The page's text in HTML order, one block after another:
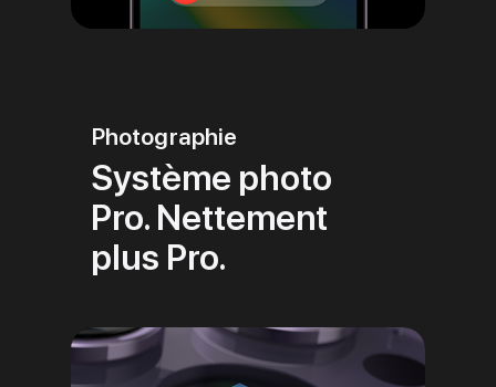
Photographie
Système photo
Pro. Nettement
plus Pro.